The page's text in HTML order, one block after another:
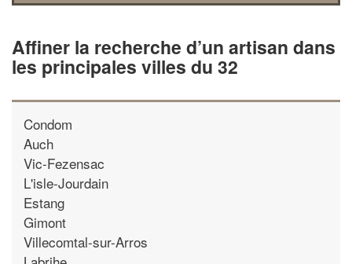
Affiner la recherche d’un artisan dans
les principales villes du 32
Condom
Auch
Vic-Fezensac
L'isle-Jourdain
Estang
Gimont
Villecomtal-sur-Arros